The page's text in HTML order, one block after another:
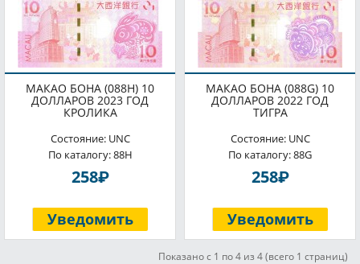
МАКАО БОНА (088H) 10
ДОЛЛАРОВ 2023 ГОД
КРОЛИКА
Состояние: UNC
По каталогу: 88H
258P
Уведомить
МАКАО БОНА (088G) 10
ДОЛЛАРОВ 2022 ГОД
ТИГРА
Состояние: UNC
По каталогу: 88G
258P
Уведомить
Показано с 1 по 4 из 4 (всего 1 страниц)